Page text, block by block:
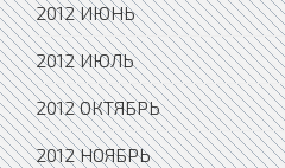
2012 ИЮНЬ
2012 ИЮЛЬ
2012 ОКТЯБРЬ
2012 НОЯБРЬ